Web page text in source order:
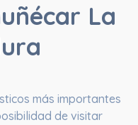
La
más importantes
de visitar